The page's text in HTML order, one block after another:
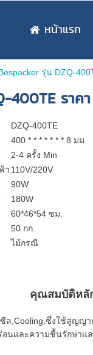
หน้าแรก
รุ่น DZQ-
400TE ราค
DZQ-400TE
400 * * * * * * * 8 มม.
2-4 ครั้ง Min
า 110V/220V
90W
180W
60*46*54 ซม.
50 กก.
ไม้กรณี
คุณสมบัติหลั
ซึ่งใช้สูญญา
และความชื้นรักษาแล